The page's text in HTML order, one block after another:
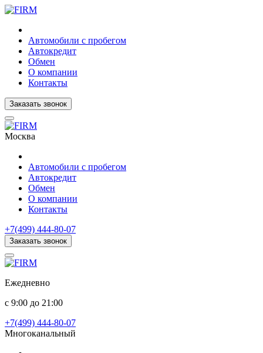
Автомобили с пробегом
Автокредит
Обмен
О компании
Контакты
Заказать звонок
Москва
Автомобили с пробегом
Автокредит
Обмен
О компании
Контакты
+7(499) 444-80-07
Заказать звонок
Ежедневно
с 9:00 до 21:00
+7(499) 444-80-07
Многоканальный